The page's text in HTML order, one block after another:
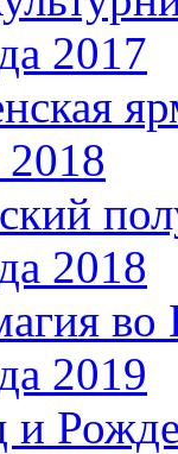
2017
2018
во
2019
и